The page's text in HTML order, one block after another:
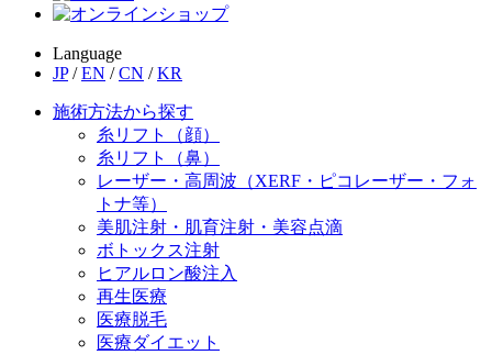
Language
JP / EN / CN / KR
施術方法から探す
糸リフト（顔）
糸リフト（鼻）
レーザー・高周波（XERF・ピコレーザー・フォ
トナ等）
美肌注射・肌育注射・美容点滴
ボトックス注射
ヒアルロン酸注入
再生医療
医療脱毛
医療ダイエット